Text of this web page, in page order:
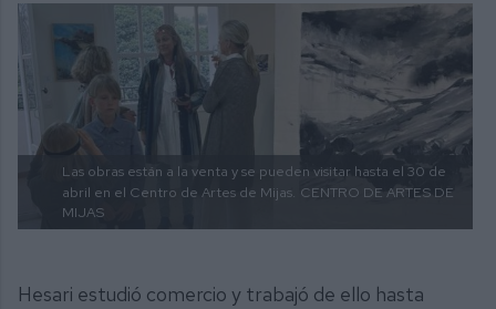
Las obras están a la venta y se pueden visitar hasta el 30 de
abril en el Centro de Artes de Mijas. CENTRO DE ARTES DE
MIJAS
Hesari estudió comercio y trabajó de ello hasta